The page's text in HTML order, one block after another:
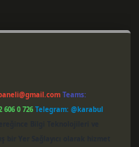
Teams:
606 0 726 Telegram: @karabul